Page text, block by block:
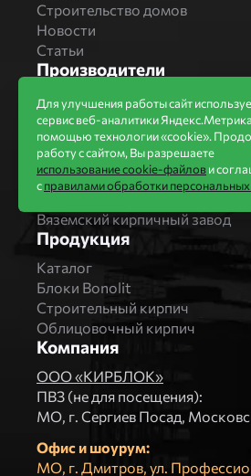
Строительство домов
Новости
Статьи
Производители
Бренды
Bonolit
Завод Мстера
Вышневолоцкая керамика
Магма Керамик
Комбинат СТРОМА
Вяземский кирпичный завод
Продукция
Каталог
Блоки Bonolit
Строительный кирпич
Облицовочный кирпич
Компания
ООО «КИРБЛОК»
ПВЗ (не для посещения):
МO, г. Сергиев Посад,
Офис и шоурум:
МО, г. Дмитров, ул.
Для улучшения работы сайт
сервис веб-аналитики
помощью технологии «cookie».
работу с сайтом, Вы разрешаете
использование cookie-файлови
справилами обработки